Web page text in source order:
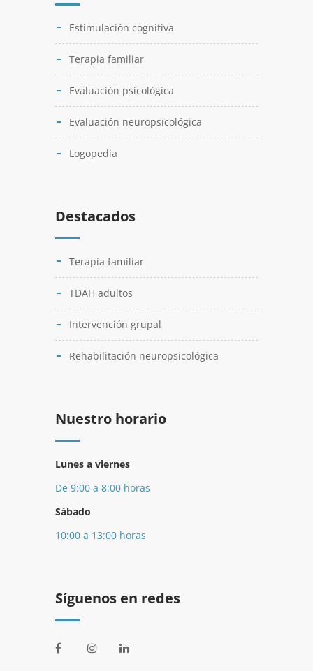
Estimulación cognitiva
Terapia familiar
Evaluación psicológica
Evaluación neuropsicológica
Logopedia
Destacados
Terapia familiar
TDAH adultos
Intervención grupal
Rehabilitación neuropsicológica
Nuestro horario
Lunes a viernes
De 9:00 a 8:00 horas
Sábado
10:00 a 13:00 horas
Síguenos en redes